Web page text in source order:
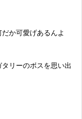
か可愛げあるんよ
リーのボスを思い出